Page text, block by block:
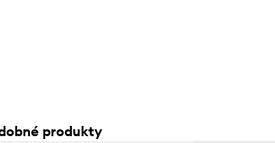
produkty